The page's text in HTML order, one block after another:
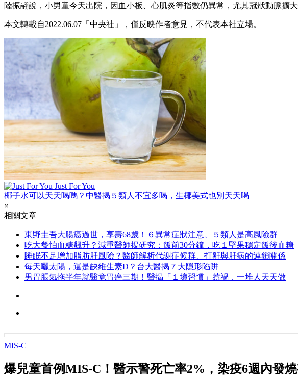
陸振翮說，小男童今天出院，因血小板、心肌炎等指數仍異常，尤其冠狀動脈擴
本文轉載自2022.06.07「中央社」，僅反映作者意見，不代表本社立場。
Just For You
椰子水可以天天喝嗎？中醫揭５類人不宜多喝，生椰美式也別天天喝
×
相關文章
東野圭吾大腸癌過世，享壽68歲！６異常症狀注意、５類人是高風險群
吃大餐怕血糖飆升？減重醫師揭研究：飯前30分鐘，吃１堅果穩定飯後血糖
睡眠不足增加脂肪肝風險？醫師解析代謝症候群、打鼾與肝病的連鎖關係
每天曬太陽，還是缺維生素D？台大醫揭７大隱形陷阱
男胃脹氣拖半年就醫竟胃癌三期！醫揭「１壞習慣」惹禍，一堆人天天做
MIS-C
爆兒童首例MIS-C！醫示警死亡率2%，染疫6週內發